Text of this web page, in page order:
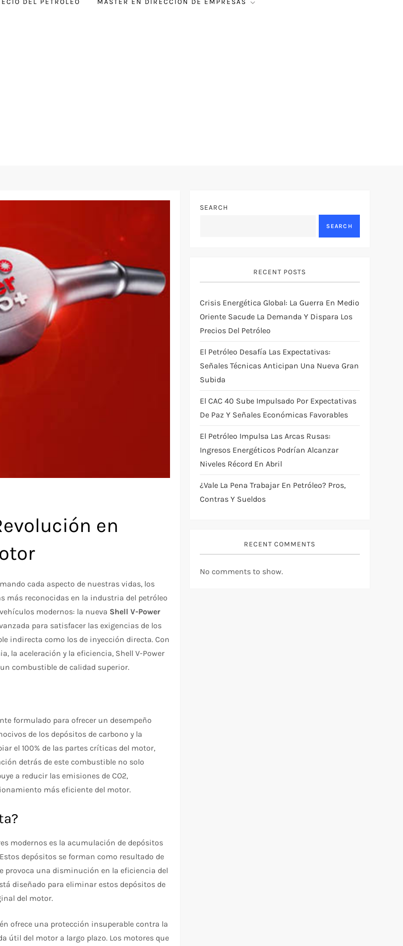
DEL PETRÓLEO MÁSTER EN DIRECCIÓN DE EMPRESAS
en
cada aspecto de nuestras vidas, los
más reconocidas en la industria del petróleo
modernos: la nueva Shell V-Power
para satisfacer las exigencias de los
indirecta como los de inyección directa. Con
la aceleración y la eficiencia, Shell V-Power
combustible de calidad superior.
formulado para ofrecer un desempeño
de los depósitos de carbono y la
el 100% de las partes críticas del motor,
detrás de este combustible no solo
a reducir las emisiones de CO2,
más eficiente del motor.
modernos es la acumulación de depósitos
depósitos se forman como resultado de
provoca una disminución en la eficiencia del
diseñado para eliminar estos depósitos de
del motor.
ofrece una protección insuperable contra la
útil del motor a largo plazo. Los motores que
SEARCH
SEARCH
RECENT POSTS
Crisis Energética Global: La Guerra En Medio
Oriente Sacude La Demanda Y Dispara Los
Precios Del Petróleo
El Petróleo Desafía Las Expectativas:
Señales Técnicas Anticipan Una Nueva Gran
Subida
El CAC 40 Sube Impulsado Por Expectativas
De Paz Y Señales Económicas Favorables
El Petróleo Impulsa Las Arcas Rusas:
Ingresos Energéticos Podrían Alcanzar
Niveles Récord En Abril
¿Vale La Pena Trabajar En Petróleo? Pros,
Contras Y Sueldos
RECENT COMMENTS
No comments to show.